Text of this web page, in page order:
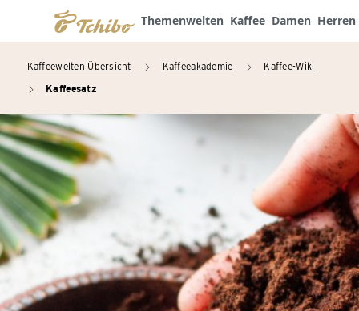
Themenwelten Kaffee Damen Herren
Kaffeewelten Übersicht arrow_right Kaffeeakademie arrow_right Kaffee-Wiki
arrow_right Kaffeesatz